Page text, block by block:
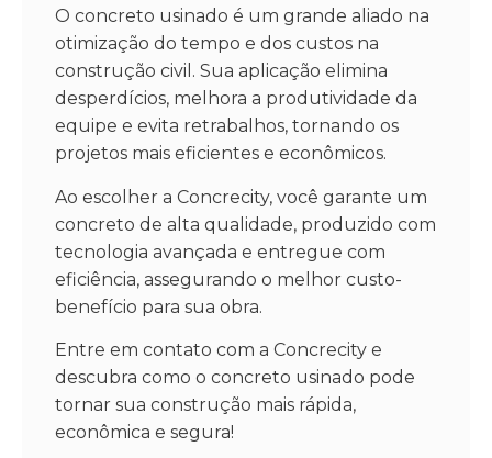
O concreto usinado é um grande aliado na
otimização do tempo e dos custos na
construção civil. Sua aplicação elimina
desperdícios, melhora a produtividade da
equipe e evita retrabalhos, tornando os
projetos mais eficientes e econômicos.
Ao escolher a Concrecity, você garante um
concreto de alta qualidade, produzido com
tecnologia avançada e entregue com
eficiência, assegurando o melhor custo-
benefício para sua obra.
Entre em contato com a Concrecity e
descubra como o concreto usinado pode
tornar sua construção mais rápida,
econômica e segura!